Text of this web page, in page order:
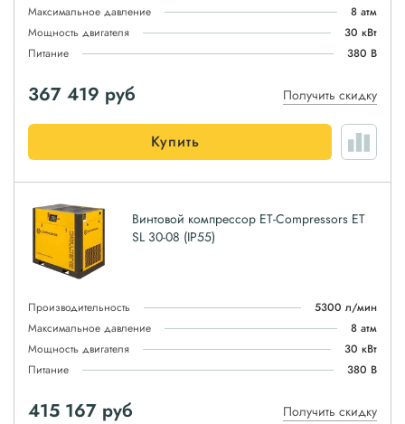
Максимальное давление
8 атм
Мощность двигателя
30 кВт
Питание
380 В
367 419 руб Получить скидку
Купить
Винтовой компрессор ET-Compressors ET
SL 30-08 (IP55)
Производительность
5300 л/мин
Максимальное давление
8 атм
Мощность двигателя
30 кВт
Питание
380 В
415 167 руб Получить скидку